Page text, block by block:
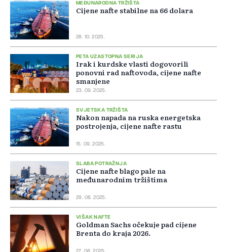
MEĐUNARODNA TRŽIŠTA
Cijene nafte stabilne na 66 dolara
28. 10. 2025.
PETA UZASTOPNA SERIJA
Irak i kurdske vlasti dogovorili
ponovni rad naftovoda, cijene nafte
smanjene
23. 09. 2025.
SVJETSKA TRŽIŠTA
Nakon napada na ruska energetska
postrojenja, cijene nafte rastu
15. 09. 2025.
SLABA POTRAŽNJA
Cijene nafte blago pale na
međunarodnim tržištima
29. 08. 2025.
VIŠAK NAFTE
Goldman Sachs očekuje pad cijene
Brenta do kraja 2026.